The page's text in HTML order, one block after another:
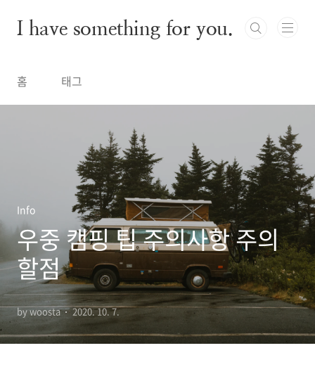
I have something for you.
홈 태그
Info
우중 캠핑 팁 주의사항 주의
할점
by woosta 2020. 10. 7.